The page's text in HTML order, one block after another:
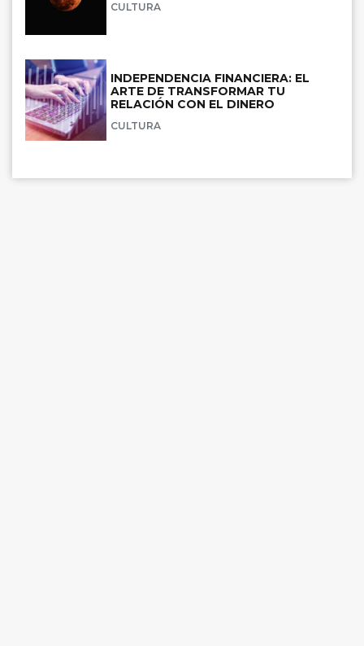
CULTURA
INDEPENDENCIA FINANCIERA: EL
ARTE DE TRANSFORMAR TU
RELACIÓN CON EL DINERO
CULTURA